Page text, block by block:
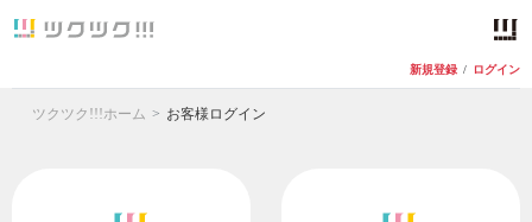
新規登録 / ログイン
ツクツク!!!ホーム お客様ログイン